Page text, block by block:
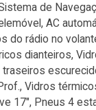
de
AC
do rádio no
dianteiros,
Vidros
17", Pneus 4